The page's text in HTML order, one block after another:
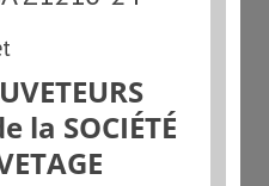
la SOCIÉTÉ